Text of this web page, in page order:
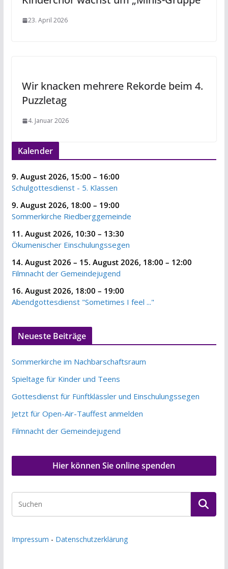
23. April 2026
Wir knacken mehrere Rekorde beim 4.
Puzzletag
4. Januar 2026
Kalender
9. August 2026, 15:00 – 16:00
Schulgottesdienst - 5. Klassen
9. August 2026, 18:00 – 19:00
Sommerkirche Riedberggemeinde
11. August 2026, 10:30 – 13:30
Ökumenischer Einschulungssegen
14. August 2026 – 15. August 2026, 18:00 – 12:00
Filmnacht der Gemeindejugend
16. August 2026, 18:00 – 19:00
Abendgottesdienst "Sometimes I feel ..."
Neueste Beiträge
Sommerkirche im Nachbarschaftsraum
Spieltage für Kinder und Teens
Gottesdienst für Fünftklässler und Einschulungssegen
Jetzt für Open-Air-Tauffest anmelden
Filmnacht der Gemeindejugend
Hier können Sie online spenden
Impressum - Datenschutzerklärung